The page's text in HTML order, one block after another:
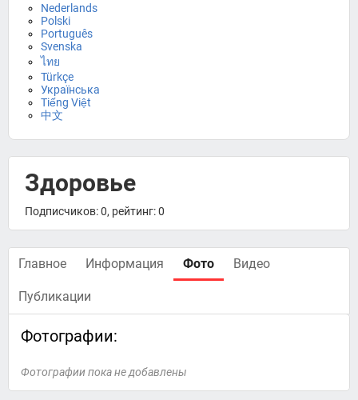
Nederlands
Polski
Português
Svenska
ไทย
Türkçe
Українська
Tiếng Việt
中文
Здоровье
Подписчиков: 0, рейтинг: 0
Главное Информация Фото Видео
Публикации
Фотографии:
Фотографии пока не добавлены